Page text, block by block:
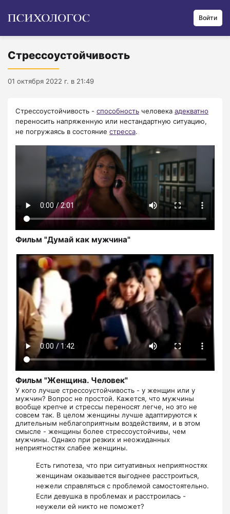
Войти
Стрессоустойчивость
01 октября 2022 г. в 21:49
​​​​​​​​​​​​​​​​​​​​​​​​​​​​Стрессоустойчивость - способность человека адекватно
переносить напряженную или нестандартную ситуацию,
не погружаясь в состояние стресса.
Фильм "Думай как мужчина"
Фильм "Женщина. Человек"
​​​​​​​У кого лучше стрессоустойчивость - у женщин или у
мужчин? Вопрос не простой. Кажется, что мужчины
вообще крепче и стрессы переносят легче, но это не
совсем так. В целом женщины лучше адаптируются к
длительным неблагоприятным воздействиям, и в этом
смысле - женщины более стрессоустойчивы, чем
мужчины. Однако при резких и неожиданных
неприятностях слабее женщины.
Есть гипотеза, что при ситуативных неприятностях
женщинам оказывается выгоднее расстроиться,
нежели справляться с проблемой самостоятельно.
Если девушка в проблемах и расстроилась -
неужели ей никто не поможет?